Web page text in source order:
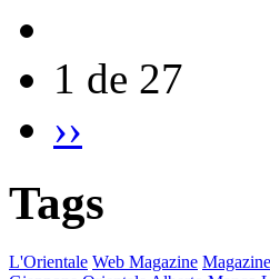
1 de 27
››
Tags
L'Orientale Web Magazine Magazine